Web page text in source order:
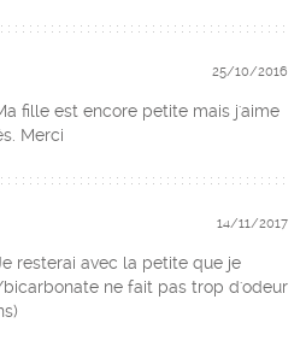
25/10/2016
fille est encore petite mais j'aime
Merci
14/11/2017
resterai avec la petite que je
ne fait pas trop d'odeur